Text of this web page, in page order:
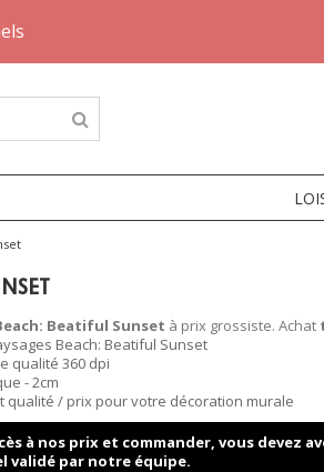
Beatiful Sunset à prix grossiste. Achat
Beach: Beatiful Sunset
qualité 360 dpi
- 2cm
qualité / prix pour votre décoration murale
à nos prix et commander, vous devez
validé par notre équipe.